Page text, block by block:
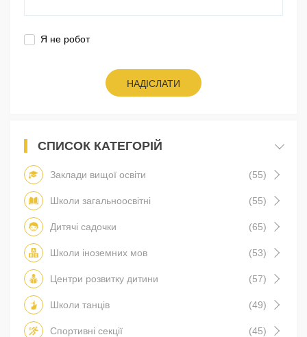
Я не робот
НАДІСЛАТИ
СПИСОК КАТЕГОРІЙ
Заклади вищої освіти (55)
Школи загальноосвітні (55)
Дитячі садочки (65)
Школи іноземних мов (53)
Центри розвитку дитини (57)
Школи танців (49)
Спортивні секції (45)